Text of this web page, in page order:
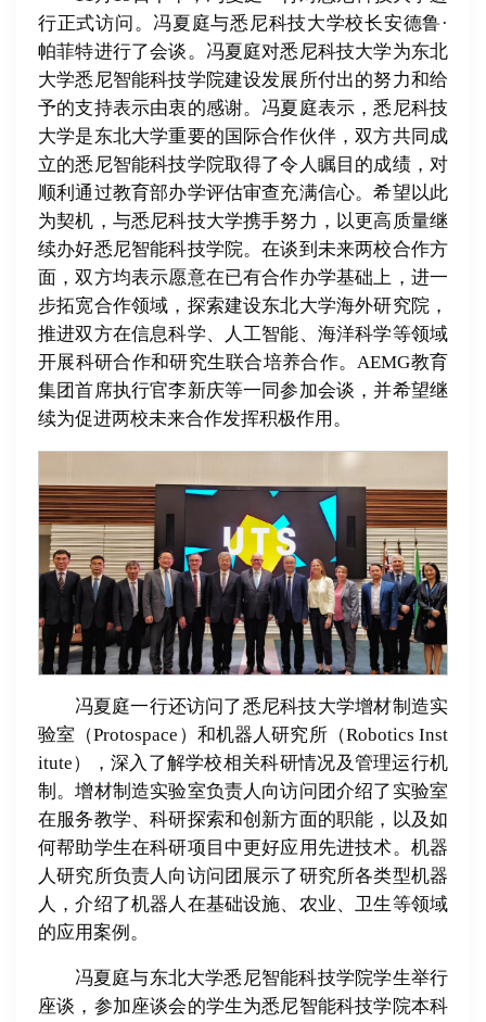
行正式访问。冯夏庭与悉尼科技大学校长安德鲁·
帕菲特进行了会谈。冯夏庭对悉尼科技大学为东北
大学悉尼智能科技学院建设发展所付出的努力和给
予的支持表示由衷的感谢。冯夏庭表示，悉尼科技
大学是东北大学重要的国际合作伙伴，双方共同成
立的悉尼智能科技学院取得了令人瞩目的成绩，对
顺利通过教育部办学评估审查充满信心。希望以此
为契机，与悉尼科技大学携手努力，以更高质量继
续办好悉尼智能科技学院。在谈到未来两校合作方
面，双方均表示愿意在已有合作办学基础上，进一
步拓宽合作领域，探索建设东北大学海外研究院，
推进双方在信息科学、人工智能、海洋科学等领域
开展科研合作和研究生联合培养合作。AEMG教育
集团首席执行官李新庆等一同参加会谈，并希望继
续为促进两校未来合作发挥积极作用。
冯夏庭一行还访问了悉尼科技大学增材制造实
验室（Protospace）和机器人研究所（Robotics Inst
itute），深入了解学校相关科研情况及管理运行机
制。增材制造实验室负责人向访问团介绍了实验室
在服务教学、科研探索和创新方面的职能，以及如
何帮助学生在科研项目中更好应用先进技术。机器
人研究所负责人向访问团展示了研究所各类型机器
人，介绍了机器人在基础设施、农业、卫生等领域
的应用案例。
冯夏庭与东北大学悉尼智能科技学院学生举行
座谈，参加座谈会的学生为悉尼智能科技学院本科